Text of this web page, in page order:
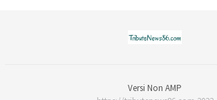
Versi Non AMP